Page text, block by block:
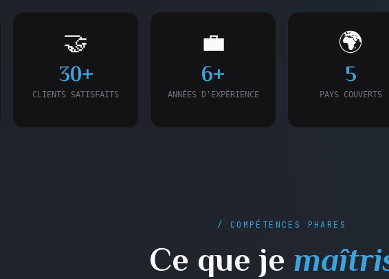
🤝
30+
CLIENTS SATISFAITS
💼
6+
ANNÉES D'EXPÉRIENCE
🌍
5
PAYS COUVERTS
/ COMPÉTENCES PHARES
Ce que je